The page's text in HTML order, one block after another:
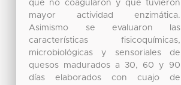
que no coagularon y que tuvieron
mayor actividad enzimática.
Asimismo se evaluaron las
características fisicoquímicas,
microbiológicas y sensoriales de
quesos madurados a 30, 60 y 90
días elaborados con cuajo de